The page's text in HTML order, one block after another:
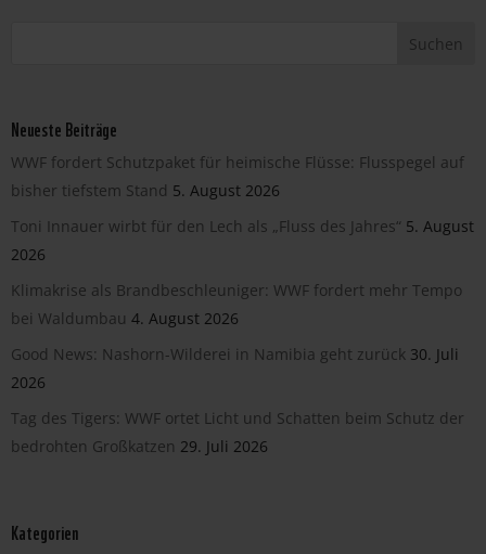
Neueste Beiträge
WWF fordert Schutzpaket für heimische Flüsse: Flusspegel auf
bisher tiefstem Stand 5. August 2026
Toni Innauer wirbt für den Lech als „Fluss des Jahres“ 5. August
2026
Klimakrise als Brandbeschleuniger: WWF fordert mehr Tempo
bei Waldumbau 4. August 2026
Good News: Nashorn-Wilderei in Namibia geht zurück 30. Juli
2026
Tag des Tigers: WWF ortet Licht und Schatten beim Schutz der
bedrohten Großkatzen 29. Juli 2026
Kategorien